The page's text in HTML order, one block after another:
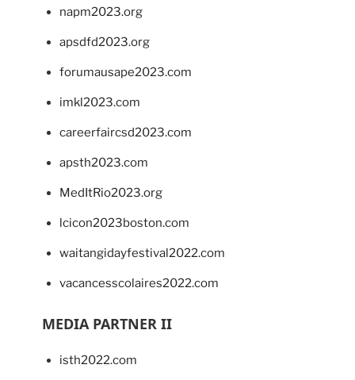
napm2023.org
apsdfd2023.org
forumausape2023.com
imkl2023.com
careerfaircsd2023.com
apsth2023.com
MedItRio2023.org
lcicon2023boston.com
waitangidayfestival2022.com
vacancesscolaires2022.com
MEDIA PARTNER II
isth2022.com